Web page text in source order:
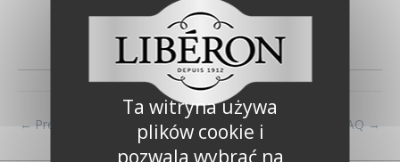
skierowaną w dół, aby nie dopuścić do jej zatkania
← Previous FAQ Next FAQ →
Ta witryna używa
plików cookie i
pozwala wybrać na